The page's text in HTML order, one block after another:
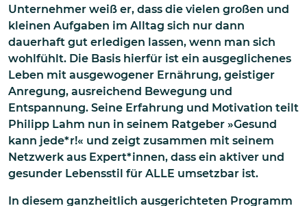
Unternehmer weiß er, dass die vielen großen und
kleinen Aufgaben im Alltag sich nur dann
dauerhaft gut erledigen lassen, wenn man sich
wohlfühlt. Die Basis hierfür ist ein ausgeglichenes
Leben mit ausgewogener Ernährung, geistiger
Anregung, ausreichend Bewegung und
Entspannung. Seine Erfahrung und Motivation teilt
Philipp Lahm nun in seinem Ratgeber »Gesund
kann jede*r!« und zeigt zusammen mit seinem
Netzwerk aus Expert*innen, dass ein aktiver und
gesunder Lebensstil für ALLE umsetzbar ist.
In diesem ganzheitlich ausgerichteten Programm